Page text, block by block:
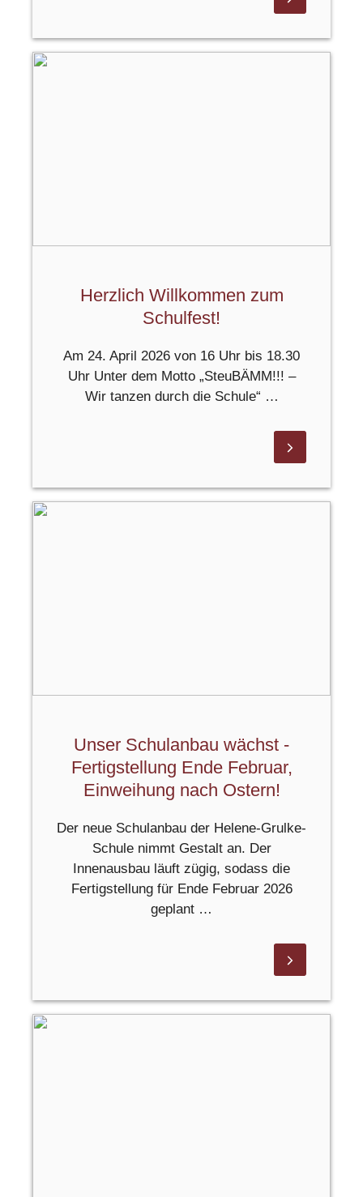
Herzlich Willkommen zum
Schulfest!
Am 24. April 2026 von 16 Uhr bis 18.30
Uhr Unter dem Motto „SteuBÄMM!!! –
Wir tanzen durch die Schule“ …
Unser Schulanbau wächst -
Fertigstellung Ende Februar,
Einweihung nach Ostern!
Der neue Schulanbau der Helene-Grulke-
Schule nimmt Gestalt an. Der
Innenausbau läuft zügig, sodass die
Fertigstellung für Ende Februar 2026
geplant …